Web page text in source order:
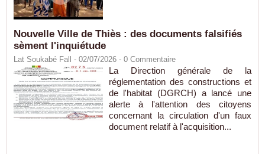
Nouvelle Ville de Thiès : des documents falsifiés
sèment l'inquiétude
Lat Soukabé Fall - 02/07/2026 - 0 Commentaire
La Direction générale de la
réglementation des constructions et
de l'habitat (DGRCH) a lancé une
alerte à l'attention des citoyens
concernant la circulation d'un faux
document relatif à l'acquisition...